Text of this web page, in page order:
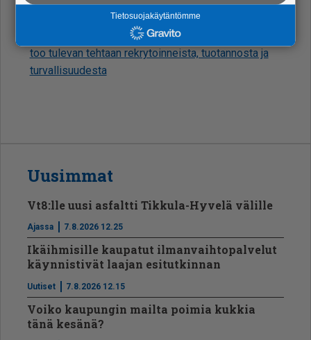
vat hank­keen in­fo-ti­lai­suu­des­sa
Rä­jäh­de­ai­ne­teh­das naa­pu­riin – toi­mi­tus­joh­ta­ja ker­
too tu­le­van teh­taan rek­ry­toin­neis­ta, tuo­tan­nos­ta ja
tur­val­li­suu­des­ta
Uusimmat
Vt8:lle uusi asfaltti Tikkula-Hyvelä välille
Ajassa 7.8.2026 12.25
Ikäihmisille kaupatut ilmanvaihtopalvelut
käynnistivät laajan esitutkinnan
Uutiset 7.8.2026 12.15
Voiko kaupungin mailta poimia kukkia
tänä kesänä?
Tietosuojakäytäntömme